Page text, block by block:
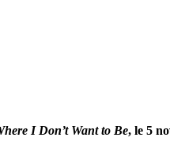
I Don’t Want to Be, le 5